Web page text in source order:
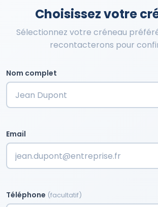
Choisissez votre
Sélectionnez votre créneau
recontacterons pour
Nom complet
Email
Téléphone (facultatif)